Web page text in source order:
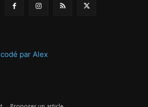
par Alex